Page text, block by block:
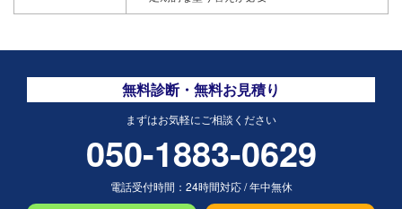
無料診断・無料お見積り
まずはお気軽にご相談ください
050-1883-0629
電話受付時間： 24時間対応/年中無休